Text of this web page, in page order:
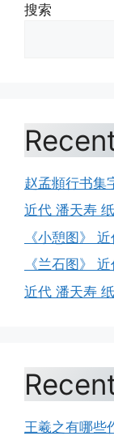
搜索
赵孟頫行书集
近代 潘天寿
《小憩图》
《兰石图》
近代 潘天寿
王羲之有哪些